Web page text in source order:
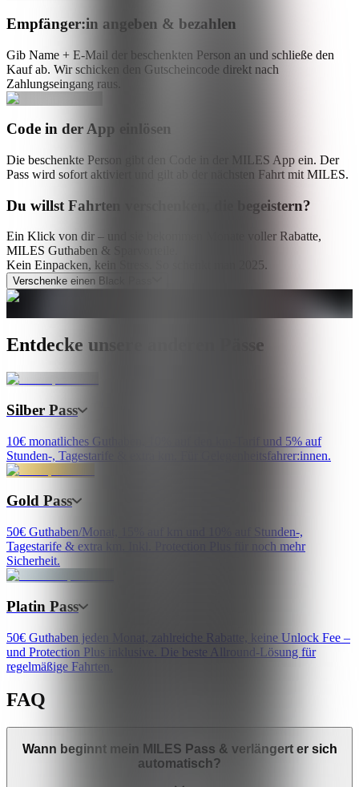
Empfänger:in angeben & bezahlen
Gib Name + E-Mail der beschenkten Person an und schließe den
Kauf ab. Wir schicken den Gutscheincode direkt nach
Zahlungseingang raus.
Code in der App einlösen
Die beschenkte Person gibt den Code in der MILES App ein. Der
Pass wird sofort aktiviert und gilt ab der nächsten Fahrt mit MILES.
Du willst Fahrten verschenken, die begeistern?
Ein Klick von dir – und sie bekommen Monate voller Rabatte,
MILES Guthaben & Sparvorteile.
Kein Einpacken, kein Stress. So schenkt man 2025.
Verschenke einen Black Pass
Entdecke unsere anderen Pässe
Silber Pass
10€ monatliches Guthaben, 10% auf den km-Tarif und 5% auf
Stunden-, Tagestarife & extra km. Für Gelegenheitsfahrer:innen.
Gold Pass
50€ Guthaben/Monat, 15% auf km und 10% auf Stunden-,
Tagestarife & extra km. Inkl. Protection Plus für noch mehr
Sicherheit.
Platin Pass
50€ Guthaben jeden Monat, zahlreiche Rabatte, keine Unlock Fee –
und Protection Plus inklusive. Die beste Allround-Lösung für
regelmäßige Fahrten.
FAQ
Wann beginnt mein MILES Pass & verlängert er sich
automatisch?